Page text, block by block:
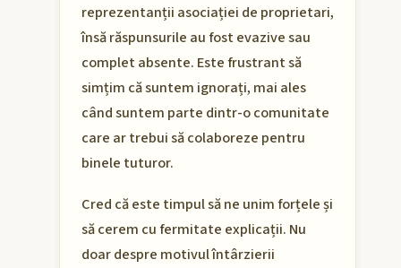
reprezentanții asociației de proprietari,
însă răspunsurile au fost evazive sau
complet absente. Este frustrant să
simțim că suntem ignorați, mai ales
când suntem parte dintr-o comunitate
care ar trebui să colaboreze pentru
binele tuturor.
Cred că este timpul să ne unim forțele și
să cerem cu fermitate explicații. Nu
doar despre motivul întârzierii